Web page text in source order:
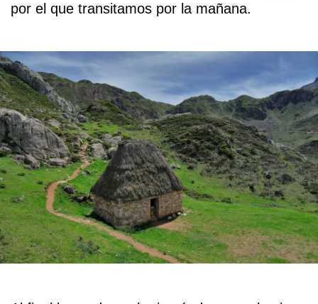
por el que transitamos por la mañana.